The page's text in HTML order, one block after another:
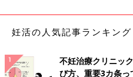
マッシュルーム … 6個
ブロッコリー … 1/4株
ケチャップ … 大さじ1
サラダ油 … 大さじ1/2
妊活の人気記事ランキング
不妊治療クリニッ
び方、重要3カ条っ